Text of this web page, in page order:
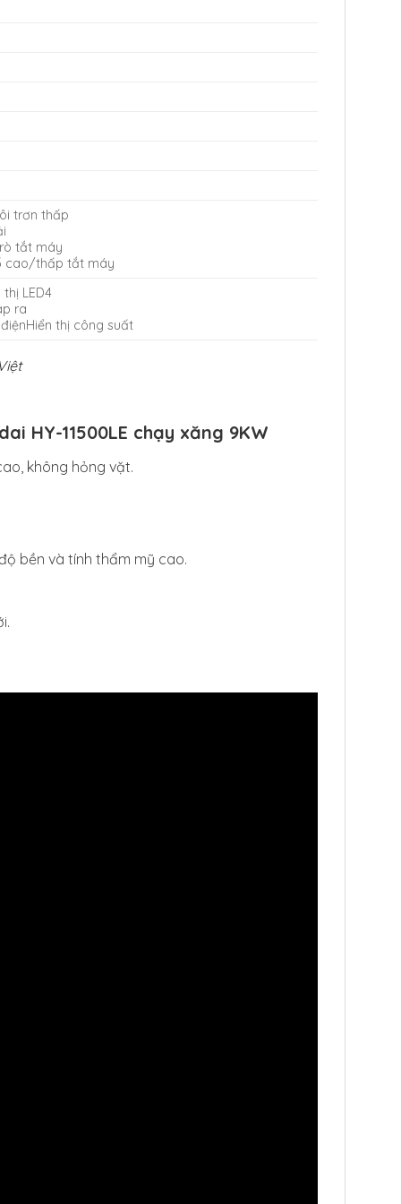
trơn thấp
tắt máy
cao/thấp tắt máy
LED4
ra
thị công suất
HY-11500LE chạy xăng 9KW
không hỏng vặt.
bền và tính thẩm mỹ cao.